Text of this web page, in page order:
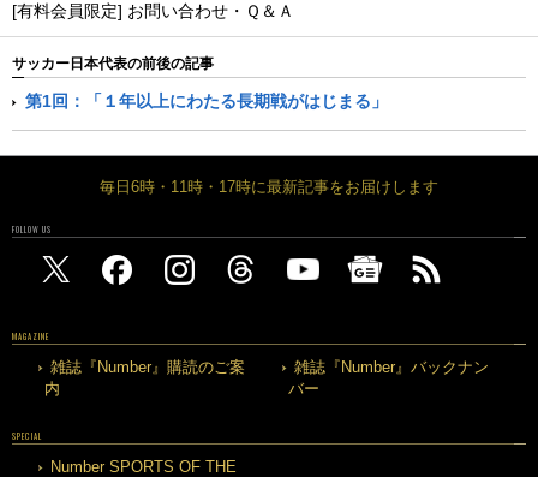
[有料会員限定] お問い合わせ・Ｑ＆Ａ
サッカー日本代表の前後の記事
第1回：「１年以上にわたる長期戦がはじまる」
毎日6時・11時・17時に最新記事をお届けします
FOLLOW US
MAGAZINE
雑誌『Number』購読のご案
内
雑誌『Number』バックナン
バー
SPECIAL
Number SPORTS OF THE